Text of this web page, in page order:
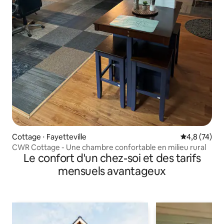
Cottage ⋅ Fayetteville Évaluation
4,8 (74)
CWR Cottage - Une chambre confortable en milieu rural
Le confort d'un chez-soi et des tarifs
mensuels avantageux